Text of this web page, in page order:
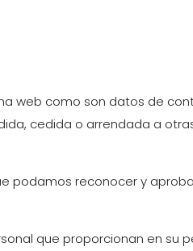
web como son datos de
cedida o arrendada a
podamos reconocer y
que proporcionan en su